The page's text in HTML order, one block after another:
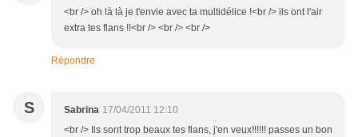
<br /> oh là là je t'envie avec ta multidélice !<br /> ils ont l'air
extra tes flans !!<br /> <br /> <br />
Répondre
S Sabrina 17/04/2011 12:10
<br /> Ils sont trop beaux tes flans, j'en veux!!!!!! passes un bon